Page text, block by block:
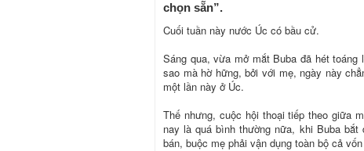
chọn sẵn”.
Cuối tuần này nước Úc có bầu cử.
Sáng qua, vừa mở mắt Buba đã hét toáng
sao mà hờ hững, bởi với mẹ, ngày này
một lần này ở Úc.
Thế nhưng, cuộc hội thoại tiếp theo giữa
nay là quá bình thường nữa, khi Buba bắt
bán, buộc mẹ phải vận dụng toàn bộ cả